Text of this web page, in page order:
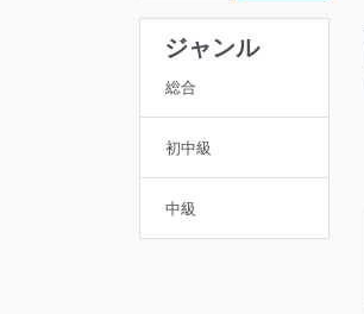
ジャンル
総合
初中級
中級